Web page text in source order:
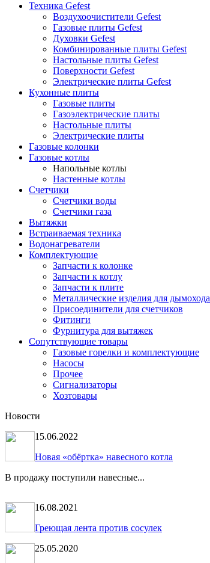
Техника Gefest
Воздухоочистители Gefest
Газовые плиты Gefest
Духовки Gefest
Комбинированные плиты Gefest
Настольные плиты Gefest
Поверхности Gefest
Электрические плиты Gefest
Кухонные плиты
Газовые плиты
Газоэлектрические плиты
Настольные плиты
Электрические плиты
Газовые колонки
Газовые котлы
Напольные котлы
Настенные котлы
Счетчики
Счетчики воды
Счетчики газа
Вытяжки
Встраиваемая техника
Водонагреватели
Комплектующие
Запчасти к колонке
Запчасти к котлу
Запчасти к плите
Металлические изделия для дымохода
Присоединители для счетчиков
Фитинги
Фурнитура для вытяжек
Сопутствующие товары
Газовые горелки и комплектующие
Насосы
Прочее
Сигнализаторы
Хозтовары
Новости
15.06.2022
Новая «обёртка» навесного котла
В продажу поступили навесные...
16.08.2021
Греющая лента против сосулек
25.05.2020